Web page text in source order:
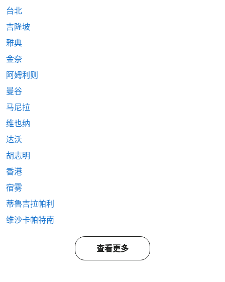
台北
吉隆坡
雅典
金奈
阿姆利则
曼谷
马尼拉
维也纳
达沃
胡志明
香港
宿雾
蒂魯吉拉帕利
维沙卡帕特南
查看更多